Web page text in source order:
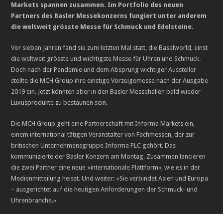
Markets spannen zusammen. Im Portfolio des neuen
Partners des Basler Messekonzerns fungiert unter anderem
die weltweit grösste Messe für Schmuck und Edelsteine.
Vor sieben Jahren fand sie zum letzten Mal statt, die Baselworld, einst
die weltweit grösste und wichtigste Messe für Uhren und Schmuck.
Doch nach der Pandemie und dem Absprung wichtiger Aussteller
stellte die MCH Group ihre einstige Vorzeigemesse nach der Ausgabe
2019 ein. Jetzt könnten aber in den Basler Messehallen bald wieder
Luxusprodukte zu bestaunen sein.
Die MCH Group geht eine Partnerschaft mit Informa Markets ein,
einem international tätigen Veranstalter von Fachmessen, der zur
britischen Unternehmensgruppe Informa PLC gehört. Das
kommunizierte der Basler Konzern am Montag. Zusammen lancieren
die zwei Partner eine neue «internationale Plattform», wie es in der
Medienmitteilung heisst. Und weiter: «Sie verbindet Asien und Europa
– ausgerichtet auf die heutigen Anforderungen der Schmuck- und
Uhrenbranche.»